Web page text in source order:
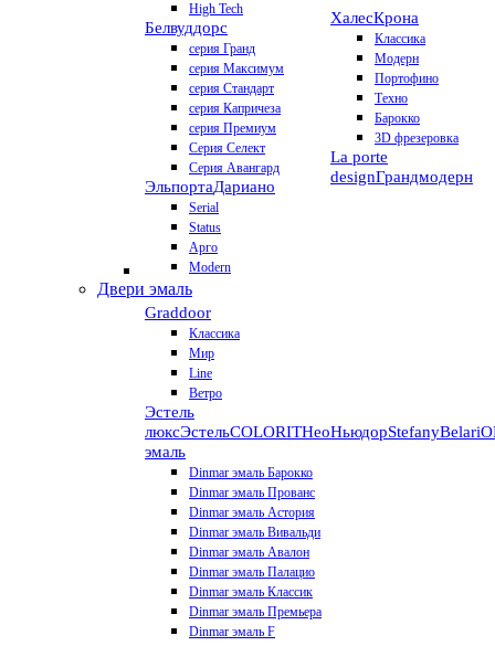
High Tech
Белвуддорс
серия Гранд
серия Максимум
серия Стандарт
серия Капричеза
серия Премиум
Серия Селект
Серия Авангард
ЭльпортаДариано
Serial
Status
Арго
Modern
ХалесКрона
Классика
Модерн
Портофино
Техно
Барокко
3D фрезеровка
La porte
designГрандмодерн
Двери эмаль
Graddoor
Классика
Мир
Line
Ветро
Эстель
люксЭстельCOLORITНеоНьюдорStefanyBelari
эмаль
Dinmar эмаль Барокко
Dinmar эмаль Прованс
Dinmar эмаль Астория
Dinmar эмаль Вивальди
Dinmar эмаль Авалон
Dinmar эмаль Палацио
Dinmar эмаль Классик
Dinmar эмаль Премьера
Dinmar эмаль F